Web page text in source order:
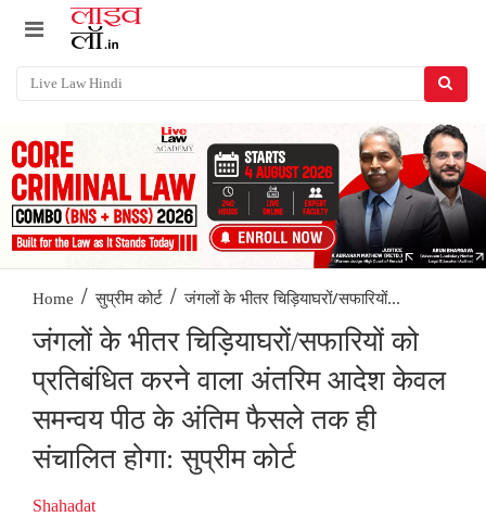
Home / सुप्रीम कोर्ट / जंगलों के भीतर चिड़ियाघरों/सफारियों...
जंगलों के भीतर चिड़ियाघरों/सफारियों को
प्रतिबंधित करने वाला अंतरिम आदेश केवल
समन्वय पीठ के अंतिम फैसले तक ही
संचालित होगा: सुप्रीम कोर्ट
Shahadat